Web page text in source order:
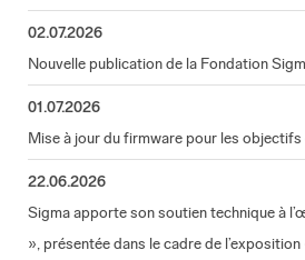
02.07.2026
Nouvelle publication de la Fondation
01.07.2026
Mise à jour du firmware pour les objectifs
22.06.2026
Sigma apporte son soutien technique à
», présentée dans le cadre de